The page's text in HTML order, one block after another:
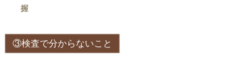
握
③検査で分からないこと